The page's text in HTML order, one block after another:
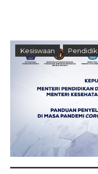
Kesiswaan